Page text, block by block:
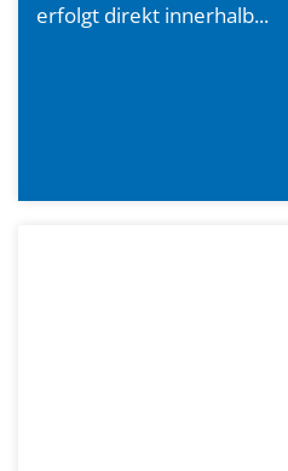
erfolgt direkt innerhalb...